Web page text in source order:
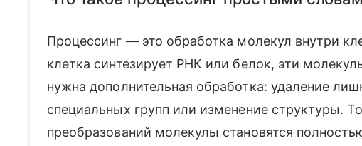
Процессинг — это обработка молекул внутри
клетка синтезирует РНК или белок, эти
нужна дополнительная обработка: удаление
специальных групп или изменение структуры.
преобразований молекулы становятся